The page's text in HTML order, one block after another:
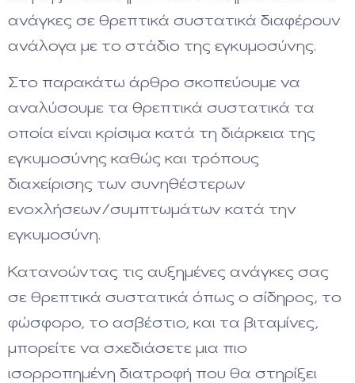
ανάγκες σε θρεπτικά συστατικά διαφέρουν
ανάλογα με το στάδιο της εγκυμοσύνης.
Στο παρακάτω άρθρο σκοπεύουμε να
αναλύσουμε τα θρεπτικά συστατικά τα
οποία είναι κρίσιμα κατά τη διάρκεια της
εγκυμοσύνης καθώς και τρόπους
διαχείρισης των συνηθέστερων
ενοχλήσεων/συμπτωμάτων κατά την
εγκυμοσύνη.
Κατανοώντας τις αυξημένες ανάγκες σας
σε θρεπτικά συστατικά όπως ο σίδηρος, το
φώσφορο, το ασβέστιο, και τα βιταμίνες,
μπορείτε να σχεδιάσετε μια πιο
ισορροπημένη διατροφή που θα στηρίξει